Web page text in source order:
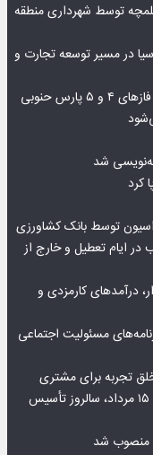
توسط شهرداری منطقه
در مسیر توسعه تجارت و
حنوبی
شد
کرد
ایام تعطیل و خارج از
درآمدهای کارمزدی و
تومان به برنامه‌های مسئولیت اجتماعی
خلق تجربه برای مشتری
پیام مدیرعامل بانک توسعه تعاون به مناسبت ۱۵ مرداد، سالروز تأسیس
منصوب شد